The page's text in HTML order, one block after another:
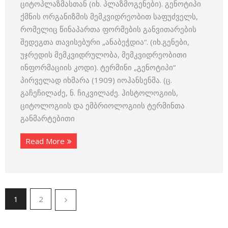
ციტოპლაზმასთან (იხ. პლაზმოგენები). გენოტიპი
ქმნის ორგანიზმის მემკვიდრეობით საფუძველს,
რომელიც წინაპართა ფორმების განვითარების
შედეგთა თავისებური „ანაბეჭდია“. (იხ.გენები,
უჯრედის მემკვიდრულობა, მემკვიდრეობითი
ინფორმაციის კოდი). ტერმინი „გენოტიპი“
პირველად იხმარა (1909) იოჰანსენმა. (ც.
გაჩეჩილაძე, ნ. ჩიკვილაძე. ჰისტოლოგიის,
ციტოლოგიის და ემბრიოლოგიის ტერმინთა
განმარტებითი
Read More
1 2